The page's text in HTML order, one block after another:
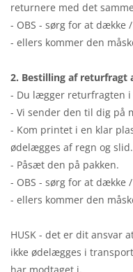
returnere med det
- OBS - sørg for at dække
- ellers kommer den
2. Bestilling af returfragt
- Du lægger returfragten i
- Vi sender den til dig på
- Kom printet i en klar
ødelægges af regn og slid.
- Påsæt den på pakken.
- OBS - sørg for at dække
- ellers kommer den
HUSK - det er dit ansvar
ikke ødelægges i